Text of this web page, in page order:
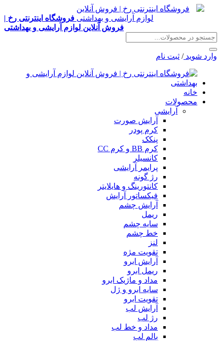
فروشگاه اینترنتی رخ |
فروش آنلاین لوازم آرایشی و بهداشتی
وارد شوید / ثبت نام
خانه
محصولات
آرایشی
آرایش صورت
کرم پودر
پنکک
کرم BB و کرم CC
کانسیلر
پرایمر آرایشی
رژ گونه
کانتورینگ و هایلایتر
فیکساتور آرایش
آرایش چشم
ریمل
سایه چشم
خط چشم
لنز
تقویت مژه
آرایش ابرو
ریمل ابرو
مداد و ماژیک ابرو
سایه ابرو و ژل
تقویت ابرو
آرایش لب
رژ لب
مداد و خط لب
بالم لب